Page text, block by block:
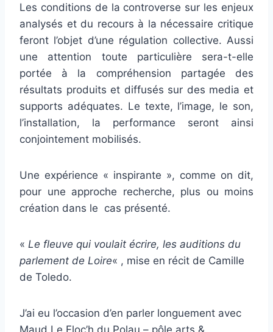
Les conditions de la controverse sur les enjeux
analysés et du recours à la nécessaire critique
feront l’objet d’une régulation collective. Aussi
une attention toute particulière sera-t-elle
portée à la compréhension partagée des
résultats produits et diffusés sur des media et
supports adéquates. Le texte, l’image, le son,
l’installation, la performance seront ainsi
conjointement mobilisés.
Une expérience « inspirante », comme on dit,
pour une approche recherche, plus ou moins
création dans le cas présenté.
« Le fleuve qui voulait écrire, les auditions du
parlement de Loire« , mise en récit de Camille
de Toledo.
J’ai eu l’occasion d’en parler longuement avec
Maud Le Floc’h du Polau – pôle arts &